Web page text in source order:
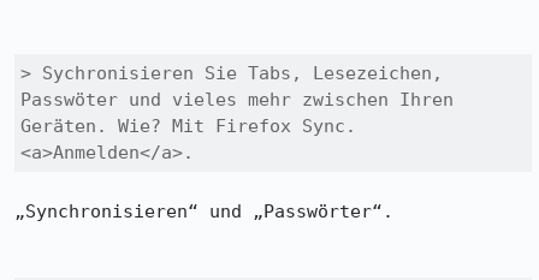
> Sychronisieren Sie Tabs, Lesezeichen,
Passwöter und vieles mehr zwischen Ihren
Geräten. Wie? Mit Firefox Sync.
<a>Anmelden</a>.
„Synchronisieren“ und „Passwörter“.